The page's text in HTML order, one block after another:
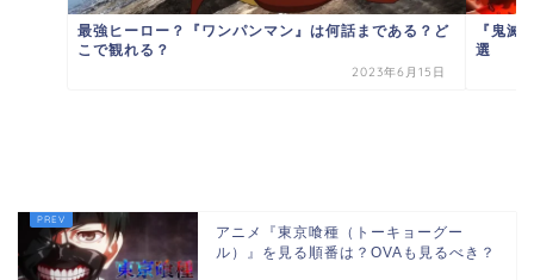
最強ヒーロー？『ワンパンマン』は何話まである？ど
こで観れる？
2023年6月15日
『鬼滅
選
アニメ『東京喰種（トーキョーグー
ル）』を見る順番は？OVAも見るべき？